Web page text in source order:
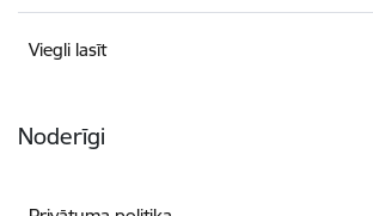
Viegli lasīt
Noderīgi